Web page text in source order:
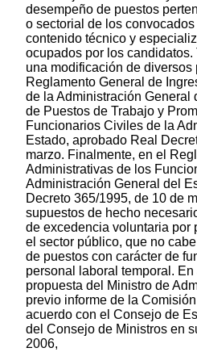
desempeño de puestos
o sectorial de los convocados
contenido técnico y
ocupados por los candidatos.
una modificación de diversos
Reglamento General de
de la Administración General
de Puestos de Trabajo y
Funcionarios Civiles de la
Estado, aprobado Real
marzo. Finalmente, en el
Administrativas de los
Administración General del
Decreto 365/1995, de 10 de
supuestos de hecho
de excedencia voluntaria por
el sector público, que no
de puestos con carácter de
personal laboral temporal.
propuesta del Ministro de
previo informe de la
acuerdo con el Consejo de
del Consejo de Ministros en
2006,